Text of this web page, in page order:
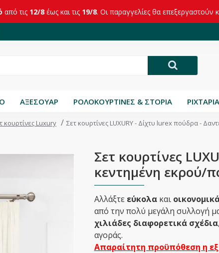
από τις 12/8 έως και τις 19/8. Οι παραγγελίες θα επεξεργαστούν
ΑΞΕΣΟΥΑΡ ΡΟΛΟΚΟΥΡΤΙΝΕΣ & ΣΤΟΡΙΑ ΡΙΧΤΑΡΙΑ
κουρτίνες Luxury Σετ κουρτίνες LUXURY - Δίχτυ lurex πούδρα -
Σετ κουρτίνες
κεντημένη εκρού/
Αλλάξτε εύκολακαι
από την πολύ μεγάλη συλλογή
χιλιάδες διαφορετικά σχέδια
αγοράς.
Απαραίτητη προϋπόθεση η